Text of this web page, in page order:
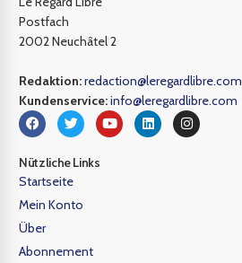
Postfach
2002 Neuchâtel 2
Redaktion:redaction@leregardlibre.com
Kundenservice:info@leregardlibre.com
Nützliche Links
Startseite
Mein Konto
Über
Abonnement